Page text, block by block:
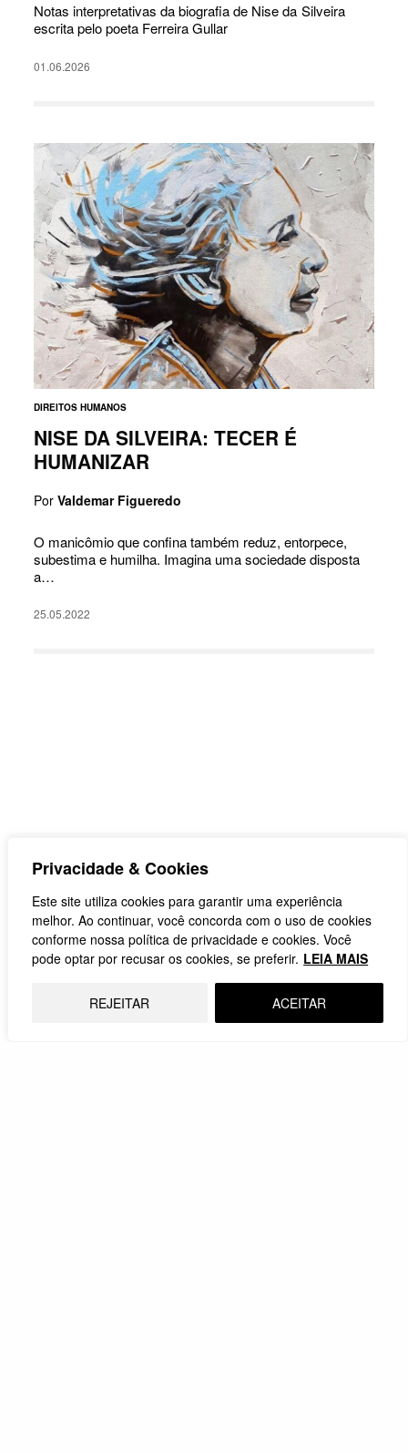
Privacidade & Cookies
Este site utiliza cookies para garantir uma experiência
melhor. Ao continuar, você concorda com o uso de cookies
conforme nossa política de privacidade e cookies. Você
pode optar por recusar os cookies, se preferir. LEIA MAIS
REJEITAR ACEITAR
Notas interpretativas da biografia de Nise da Silveira
escrita pelo poeta Ferreira Gullar
01.06.2026
DIREITOS HUMANOS
NISE DA SILVEIRA: TECER É
HUMANIZAR
PorValdemar Figueredo
O manicômio que confina também reduz, entorpece,
subestima e humilha. Imagina uma sociedade disposta
a…
25.05.2022